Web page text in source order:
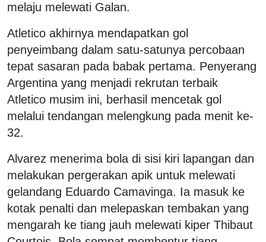
melaju melewati Galan.
Atletico akhirnya mendapatkan gol
penyeimbang dalam satu-satunya percobaan
tepat sasaran pada babak pertama. Penyerang
Argentina yang menjadi rekrutan terbaik
Atletico musim ini, berhasil mencetak gol
melalui tendangan melengkung pada menit ke-
32.
Alvarez menerima bola di sisi kiri lapangan dan
melakukan pergerakan apik untuk melewati
gelandang Eduardo Camavinga. Ia masuk ke
kotak penalti dan melepaskan tembakan yang
mengarah ke tiang jauh melewati kiper Thibaut